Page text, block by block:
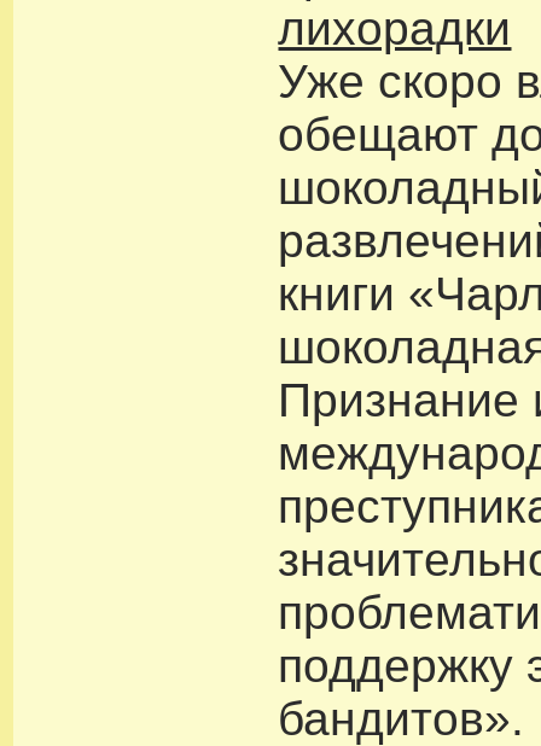
лихорадки
Уже скоро
обещают
книги
Признание
поддержку
бандитов».